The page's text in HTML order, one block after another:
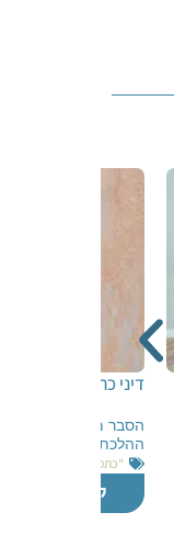
דיני כתמים
הסבר מקיף על
ההלכתי של כתמים
"כתמים"
קראי עוד